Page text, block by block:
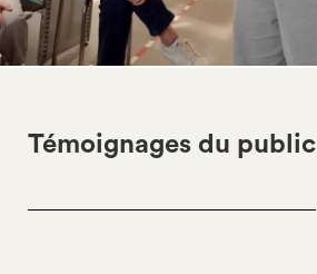
Témoignages du public